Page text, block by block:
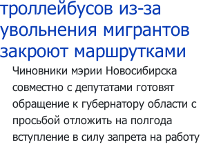
троллейбусов из-за
увольнения мигрантов
закроют маршрутками
Чиновники мэрии Новосибирска
совместно с депутатами готовят
обращение к губернатору области с
просьбой отложить на полгода
вступление в силу запрета на работу